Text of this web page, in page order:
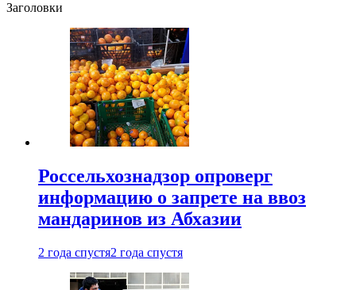
Заголовки
Россельхознадзор опроверг
информацию о запрете на ввоз
мандаринов из Абхазии
2 года спустя2 года спустя